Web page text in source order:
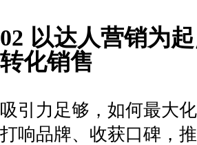
02 以达人营销为
转化销售
吸引力足够，如何最大
打响品牌、收获口碑，